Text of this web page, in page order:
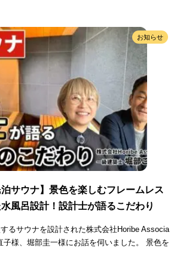
お知らせ
サウナ】景色を楽しむフレームレス
風呂設計！設計士が語るこだわり
るサウナを設計された株式会社Horibe Associa
様、堀部圭一様にお話を伺いました。 景色を